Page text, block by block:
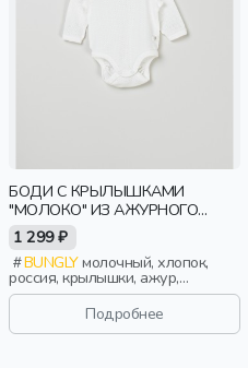
БОДИ С КРЫЛЫШКАМИ
"МОЛОКО" ИЗ АЖУРНОГО
ХЛОПКА 0+
1 299 ₽
BUNGLYмолочный, хлопок,
россия, крылышки, ажур,
новорожденные, дети
Подробнее